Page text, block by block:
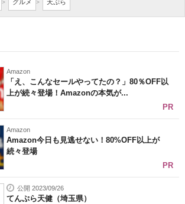
総合サイト
較・事例
専門サイト
専門サイト
応用
メディア
ーの最前線
> グルメ > 天ぷら
Amazon
「え、こんなセールやってたの？」80％OFF以
上が続々登場！Amazonの本気が...
PR
Amazon
Amazon今日も見逃せない！80%OFF以上が
続々登場
PR
公開 2023/09/26
てんぷら天健（埼玉県）